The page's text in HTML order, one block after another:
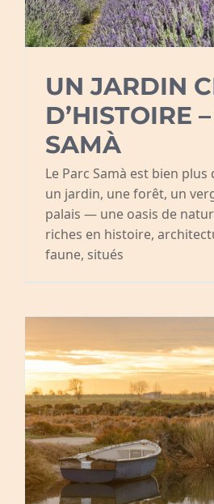
UN JARDIN
D’HISTOIRE
SAMÀ
Le Parc Samà est bien plus
un jardin, une forêt, un
palais — une oasis de
riches en histoire,
faune, situés